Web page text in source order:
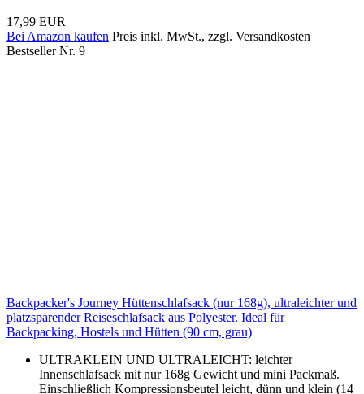
17,99 EUR
Bei Amazon kaufen Preis inkl. MwSt., zzgl. Versandkosten
Bestseller Nr. 9
Backpacker's Journey Hüttenschlafsack (nur 168g), ultraleichter und
platzsparender Reiseschlafsack aus Polyester. Ideal für
Backpacking, Hostels und Hütten (90 cm, grau)
ULTRAKLEIN UND ULTRALEICHT: leichter
Innenschlafsack mit nur 168g Gewicht und mini Packmaß.
Einschließlich Kompressionsbeutel leicht, dünn und klein (14